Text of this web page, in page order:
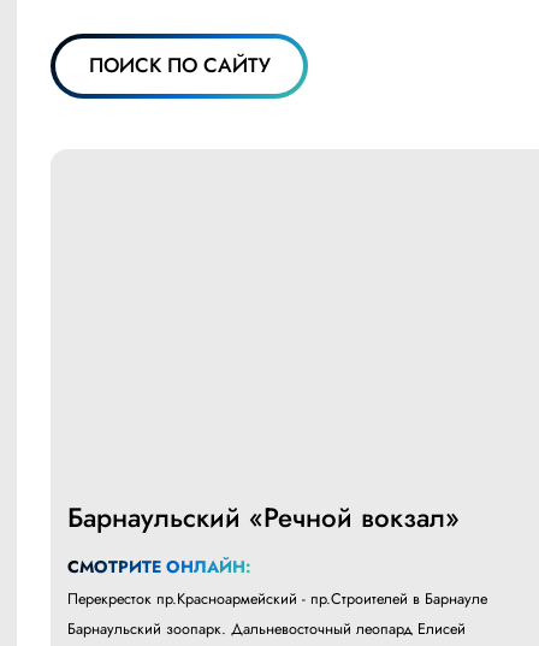
ПОИСК ПО САЙТУ
Барнаульский «Речной вокзал»
СМОТРИТЕ ОНЛАЙН:
Перекресток пр.Красноармейский - пр.Строителей в Барнауле
Барнаульский зоопарк. Дальневосточный леопард Елисей